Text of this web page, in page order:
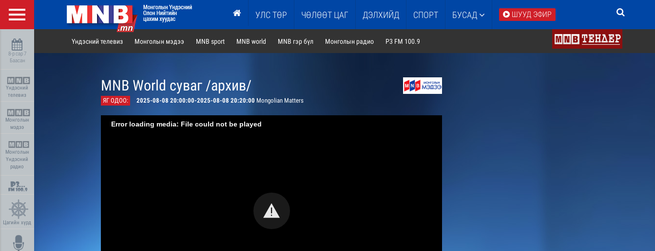
УЛС ТӨР ЧӨЛӨӨТ ЦАГ ДЭЛХИЙД СПОРТ БУСАД ШУУД ЭФИР
8-р сар 7
Баасан
Үндэсний
телевиз
Монголын
мэдээ
Монголын
Үндэсний
радио
Цагийн хүрд
Үндэсний телевиз Монголын мэдээ MNB sport MNB world MNB гэр бүл Монголын радио P3 FM 100.9
MNB World суваг /архив/
ЯГ ОДОО: 2025-08-08 20:00:00-2025-08-08 20:20:00 Mongolian Matters
Error loading media: File could not be played